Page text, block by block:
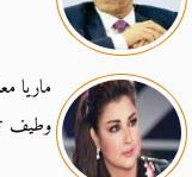
ماريا
وطيف